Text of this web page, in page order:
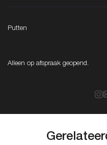
Putten
Alleen op afspraak geopend.